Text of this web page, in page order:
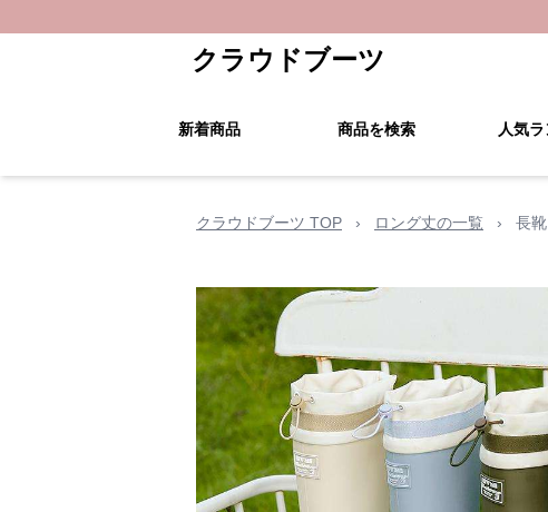
クラウドブーツ
新着商品 商品を検索 人気
クラウドブーツ TOP › ロング丈の一覧 › 長